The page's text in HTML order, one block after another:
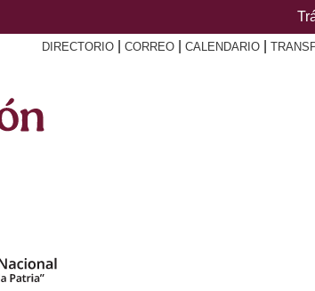
DIRECTORIO CORREO CALENDARIO